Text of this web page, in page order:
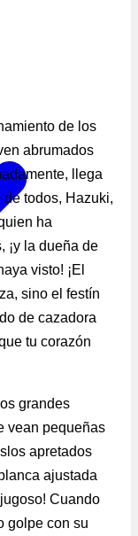
de los
abrumados
llega
de todos, Hazuki,
ha
¡y la dueña de
visto! ¡El
sino el festín
de cazadora
tu corazón
grandes
vean pequeñas
apretados
ajustada
Cuando
golpe con su